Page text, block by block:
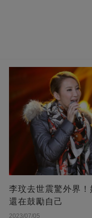
李玟去世震驚外界
還在鼓勵自己
2023/07/05